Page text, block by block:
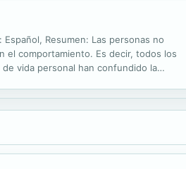
Resumen: Las personas no
el comportamiento. Es decir, todos los
vida personal han confundido la